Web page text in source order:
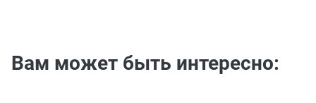
Вам может быть интересно: